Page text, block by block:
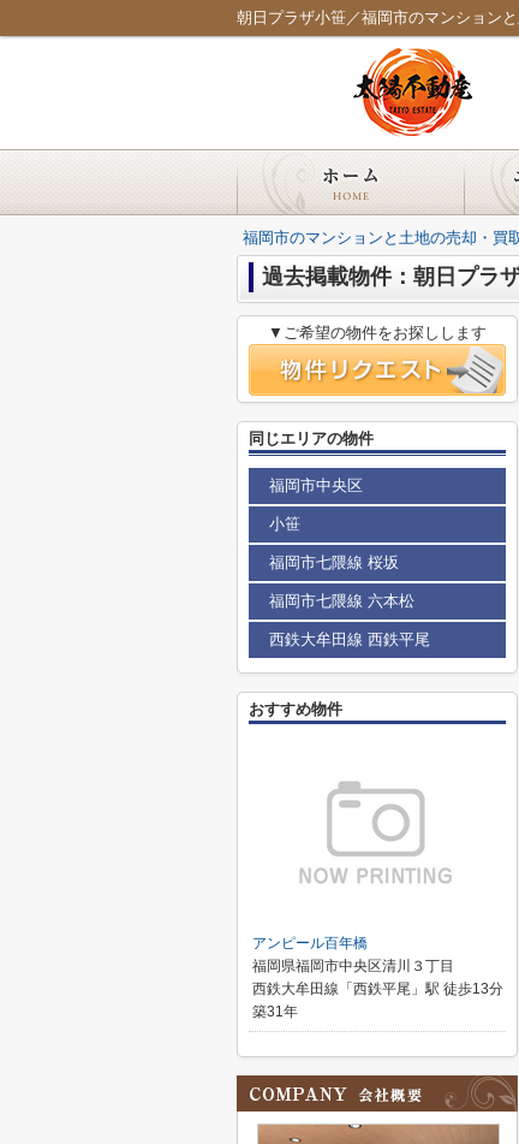
朝日プラザ小笹／福岡市のマンション
福岡市のマンションと土地の売却・買
過去掲載物件：朝日プラ
▼ご希望の物件をお探しします
同じエリアの物件
福岡市中央区
小笹
福岡市七隈線 桜坂
福岡市七隈線 六本松
西鉄大牟田線 西鉄平尾
おすすめ物件
アンピール百年橋
福岡県福岡市中央区清川３丁目
西鉄大牟田線「西鉄平尾」駅 徒歩13分
築31年